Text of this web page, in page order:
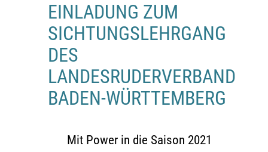
EINLADUNG ZUM
SICHTUNGSLEHRGANG
DES
LANDESRUDERVERBAND
BADEN-WÜRTTEMBERG
Mit Power in die Saison 2021